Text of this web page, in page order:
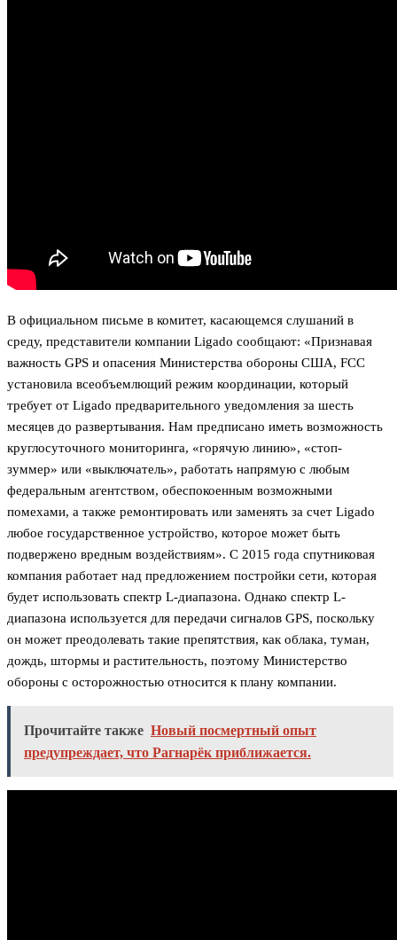
В официальном письме в комитет, касающемся слушаний в
среду, представители компании Ligado сообщают: «Признавая
важность GPS и опасения Министерства обороны США, FCC
установила всеобъемлющий режим координации, который
требует от Ligado предварительного уведомления за шесть
месяцев до развертывания. Нам предписано иметь возможность
круглосуточного мониторинга, «горячую линию», «стоп-
зуммер» или «выключатель», работать напрямую с любым
федеральным агентством, обеспокоенным возможными
помехами, а также ремонтировать или заменять за счет Ligado
любое государственное устройство, которое может быть
подвержено вредным воздействиям». С 2015 года спутниковая
компания работает над предложением постройки сети, которая
будет использовать спектр L-диапазона. Однако спектр L-
диапазона используется для передачи сигналов GPS, поскольку
он может преодолевать такие препятствия, как облака, туман,
дождь, штормы и растительность, поэтому Министерство
обороны с осторожностью относится к плану компании.
Прочитайте также Новый посмертный опыт
предупреждает, что Рагнарёк приближается.